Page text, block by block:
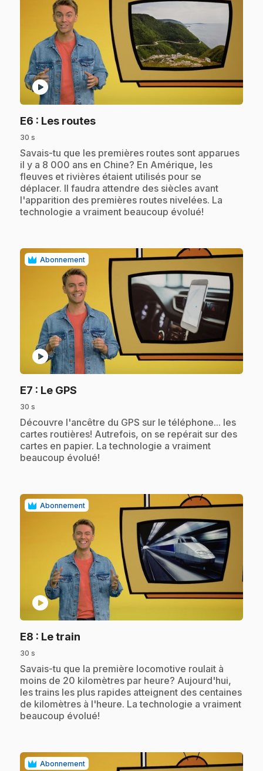
play_circle
E6 : Les routes.
30 s
.Savais-tu que les premières routes sont apparues
il y a 8 000 ans en Chine? En Amérique, les
fleuves et rivières étaient utilisés pour se
déplacer. Il faudra attendre des siècles avant
l'apparition des premières routes nivelées. La
technologie a vraiment beaucoup évolué!
Abonnement
play_circle
E7 : Le GPS
30 s
.Découvre l'ancêtre du GPS sur le téléphone... les
cartes routières! Autrefois, on se repérait sur des
cartes en papier. La technologie a vraiment
beaucoup évolué!
Abonnement
play_circle
E8 : Le train
30 s
.Savais-tu que la première locomotive roulait à
moins de 20 kilomètres par heure? Aujourd'hui,
les trains les plus rapides atteignent des centaines
de kilomètres à l'heure. La technologie a vraiment
beaucoup évolué!
Abonnement